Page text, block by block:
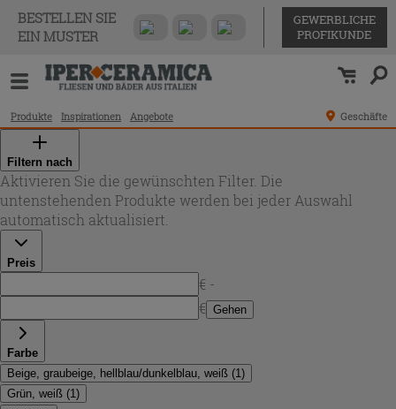
BESTELLEN SIE
EIN MUSTER
GEWERBLICHE
PROFIKUNDE
Produkte Inspirationen Angebote Geschäfte
Filtern nach
Aktivieren Sie die gewünschten Filter. Die
untenstehenden Produkte werden bei jeder Auswahl
automatisch aktualisiert.
Preis
€ -
€ Gehen
Farbe
Beige, graubeige, hellblau/dunkelblau, weiß (1)
Grün, weiß (1)